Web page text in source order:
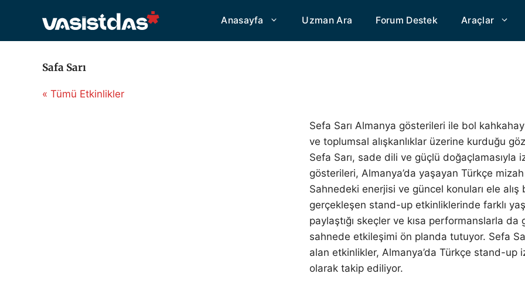
Anasayfa Uzman Ara Forum Destek Araçlar
Safa Sarı
« Tümü Etkinlikler
Sefa Sarı Almanya gösterileri ile bol
ve toplumsal alışkanlıklar üzerine kurduğu
Sefa Sarı, sade dili ve güçlü doğaçlamasıyla
gösterileri, Almanya’da yaşayan Türkçe
Sahnedeki enerjisi ve güncel konuları ele
gerçekleşen stand-up etkinliklerinde farklı
paylaştığı skeçler ve kısa performanslarla
sahnede etkileşimi ön planda tutuyor. Sefa
alan etkinlikler, Almanya’da Türkçe stand-up
olarak takip ediliyor.